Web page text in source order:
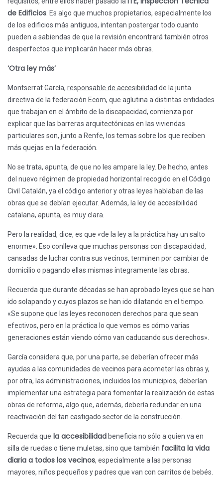
de Edificios . Es algo que muchos propietarios, especialmente los
de los edificios más antiguos, intentan postergar todo cuanto
pueden a sabiendas de que la revisión encontrará también otros
desperfectos que implicarán hacer más obras.
‘Otra ley más’
Montserrat García, responsable de accesibilidad de la junta
directiva de la federación Ecom, que aglutina a distintas entidades
que trabajan en el ámbito de la discapacidad, comienza por
explicar que las barreras arquitectónicas en las viviendas
particulares son, junto a Renfe, los temas sobre los que reciben
más quejas en la federación.
No se trata, apunta, de que no les ampare la ley. De hecho, antes
del nuevo régimen de propiedad horizontal recogido en el Código
Civil Catalán, ya el código anterior y otras leyes hablaban de las
obras que se debían ejecutar. Además, la ley de accesibilidad
catalana, apunta, es muy clara.
Pero la realidad, dice, es que «de la ley a la práctica hay un salto
enorme». Eso conlleva que muchas personas con discapacidad,
cansadas de luchar contra sus vecinos, terminen por cambiar de
domicilio o pagando ellas mismas íntegramente las obras.
Recuerda que durante décadas se han aprobado leyes que se han
ido solapando y cuyos plazos se han ido dilatando en el tiempo.
«Se supone que las leyes reconocen derechos para que sean
efectivos, pero en la práctica lo que vemos es cómo varias
generaciones están viendo cómo van caducando sus derechos».
García considera que, por una parte, se deberían ofrecer más
ayudas a las comunidades de vecinos para acometer las obras y,
por otra, las administraciones, incluidos los municipios, deberían
implementar una estrategia para fomentar la realización de estas
obras de reforma, algo que, además, debería redundar en una
reactivación del tan castigado sector de la construcción.
Recuerda que la accesibilidad beneficia no sólo a quien va en
silla de ruedas o tiene muletas, sino que también facilita la vida
diaria a todos los vecinos, especialmente a las personas
mayores, niños pequeños y padres que van con carritos de bebés.